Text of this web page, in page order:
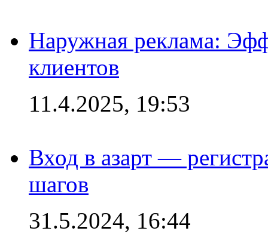
Наружная реклама:
клиентов
11.4.2025, 19:53
Вход в азарт —
шагов
31.5.2024, 16:44